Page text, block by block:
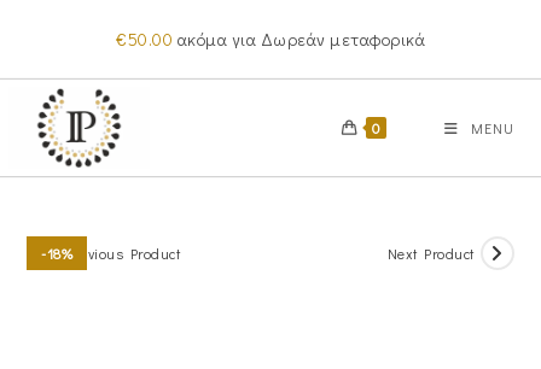
content
€50.00 ακόμα για Δωρεάν μεταφορικά
0 MENU
-18%Previous Product Next Product